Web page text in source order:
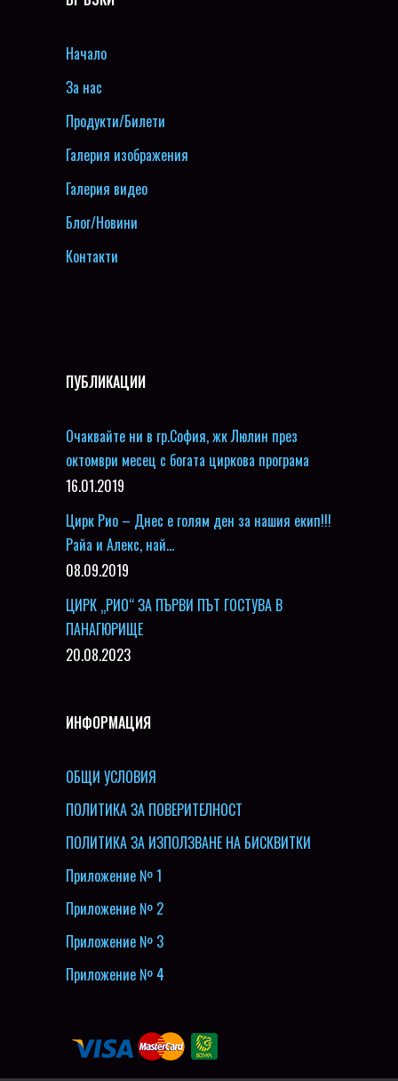
Начало
За нас
Продукти/Билети
Галерия изображения
Галерия видео
Блог/Новини
Контакти
ПУБЛИКАЦИИ
Очаквайте ни в гр.София, жк Люлин през
октомври месец с богата циркова програма
16.01.2019
Цирк Рио – Днес е голям ден за нашия екип!!!
Райа и Алекс, най…
08.09.2019
ЦИРК „РИО“ ЗА ПЪРВИ ПЪТ ГОСТУВА В
ПАНАГЮРИЩЕ
20.08.2023
ИНФОРМАЦИЯ
ОБЩИ УСЛОВИЯ
ПОЛИТИКА ЗА ПОВЕРИТЕЛНОСТ
ПОЛИТИКА ЗА ИЗПОЛЗВАНЕ НА БИСКВИТКИ
Приложение № 1
Приложение № 2
Приложение № 3
Приложение № 4